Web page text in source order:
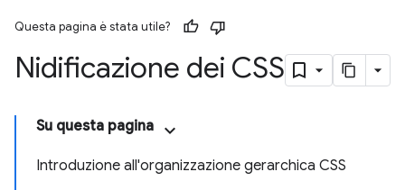
Questa pagina è stata utile?
Nidificazione dei CSS
Su questa pagina
Introduzione all'organizzazione gerarchica CSS